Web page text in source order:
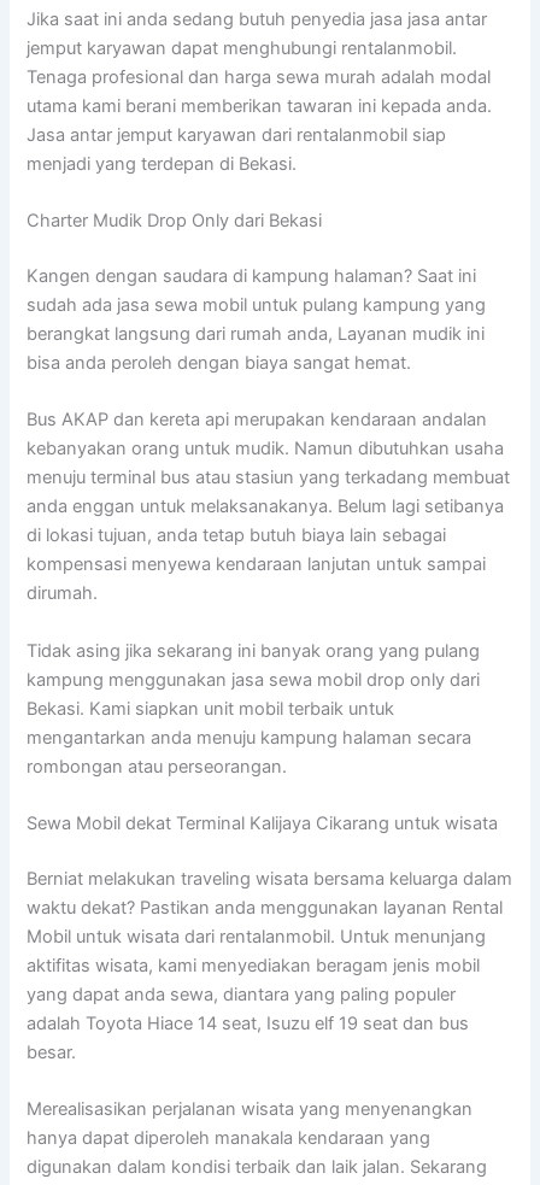
Jika saat ini anda sedang butuh penyedia jasa jasa antar
jemput karyawan dapat menghubungi rentalanmobil.
Tenaga profesional dan harga sewa murah adalah modal
utama kami berani memberikan tawaran ini kepada anda.
Jasa antar jemput karyawan dari rentalanmobil siap
menjadi yang terdepan di Bekasi.
Charter Mudik Drop Only dari Bekasi
Kangen dengan saudara di kampung halaman? Saat ini
sudah ada jasa sewa mobil untuk pulang kampung yang
berangkat langsung dari rumah anda, Layanan mudik ini
bisa anda peroleh dengan biaya sangat hemat.
Bus AKAP dan kereta api merupakan kendaraan andalan
kebanyakan orang untuk mudik. Namun dibutuhkan usaha
menuju terminal bus atau stasiun yang terkadang membuat
anda enggan untuk melaksanakanya. Belum lagi setibanya
di lokasi tujuan, anda tetap butuh biaya lain sebagai
kompensasi menyewa kendaraan lanjutan untuk sampai
dirumah.
Tidak asing jika sekarang ini banyak orang yang pulang
kampung menggunakan jasa sewa mobil drop only dari
Bekasi. Kami siapkan unit mobil terbaik untuk
mengantarkan anda menuju kampung halaman secara
rombongan atau perseorangan.
Sewa Mobil dekat Terminal Kalijaya Cikarang untuk wisata
Berniat melakukan traveling wisata bersama keluarga dalam
waktu dekat? Pastikan anda menggunakan layanan Rental
Mobil untuk wisata dari rentalanmobil. Untuk menunjang
aktifitas wisata, kami menyediakan beragam jenis mobil
yang dapat anda sewa, diantara yang paling populer
adalah Toyota Hiace 14 seat, Isuzu elf 19 seat dan bus
besar.
Merealisasikan perjalanan wisata yang menyenangkan
hanya dapat diperoleh manakala kendaraan yang
digunakan dalam kondisi terbaik dan laik jalan. Sekarang